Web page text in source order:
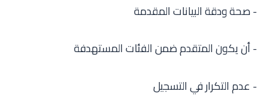
- صحة ودقة البيانات المقدمة
- أن يكون المتقدم ضمن الفئات المستهدفة
- عدم التكرار في التسجيل